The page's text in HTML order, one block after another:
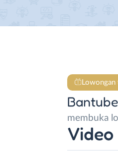
Lowongan
membuka